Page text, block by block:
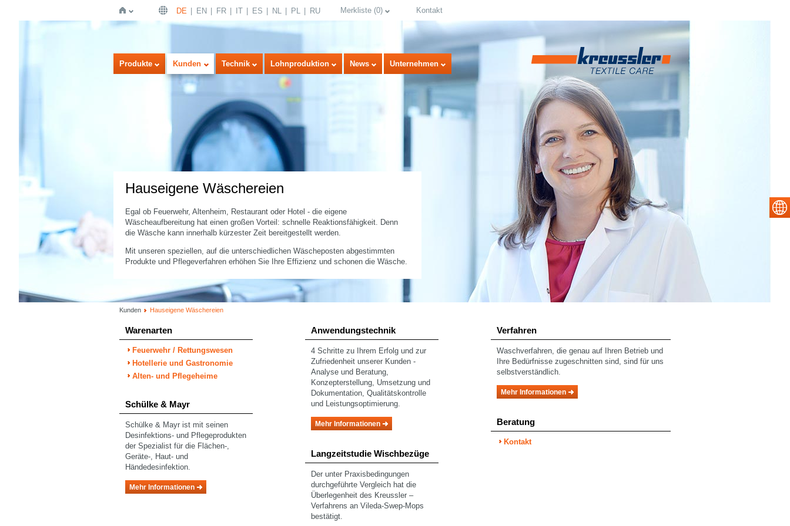
Startseite
DE EN FR IT ES NL PL RU Merkliste (0) Kontakt
Produkte Kunden Technik Lohnproduktion News Unternehmen
Hauseigene Wäschereien
Egal ob Feuerwehr, Altenheim, Restaurant oder Hotel - die eigene
Wäscheaufbereitung hat einen großen Vorteil: schnelle Reaktionsfähigkeit. Denn
die Wäsche kann innerhalb kürzester Zeit bereitgestellt werden.
Mit unseren speziellen, auf die unterschiedlichen Wäscheposten abgestimmten
Produkte und Pflegeverfahren erhöhen Sie Ihre Effizienz und schonen die Wäsche.
Kunden Hauseigene Wäschereien
Warenarten
Feuerwehr / Rettungswesen
Hotellerie und Gastronomie
Alten- und Pflegeheime
Schülke & Mayr
Schülke & Mayr ist mit seinen
Desinfektions- und Pflegeprodukten
der Spezialist für die Flächen-,
Geräte-, Haut- und
Händedesinfektion.
Mehr Informationen
Anwendungstechnik
4 Schritte zu Ihrem Erfolg und zur
Zufriedenheit unserer Kunden -
Analyse und Beratung,
Konzepterstellung, Umsetzung und
Dokumentation, Qualitätskontrolle
und Leistungsoptimierung.
Mehr Informationen
Langzeitstudie Wischbezüge
Der unter Praxisbedingungen
durchgeführte Vergleich hat die
Überlegenheit des Kreussler –
Verfahrens an Vileda-Swep-Mops
bestätigt.
Verfahren
Waschverfahren, die genau auf Ihren Betrieb und
Ihre Bedürfnisse zugeschnitten sind, sind für uns
selbstverständlich.
Mehr Informationen
Beratung
Kontakt